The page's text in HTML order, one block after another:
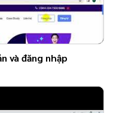
và đăng nhập